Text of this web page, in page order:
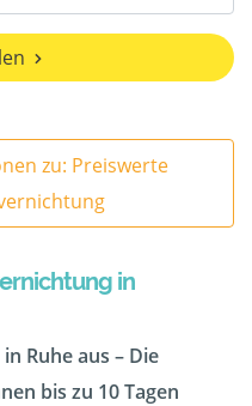
zu: Preiswerte
in
Ruhe aus – Die
bis zu 10 Tagen